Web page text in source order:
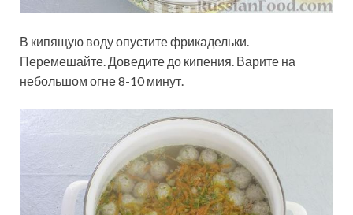
В кипящую воду опустите фрикадельки.
Перемешайте. Доведите до кипения. Варите на
небольшом огне 8-10 минут.